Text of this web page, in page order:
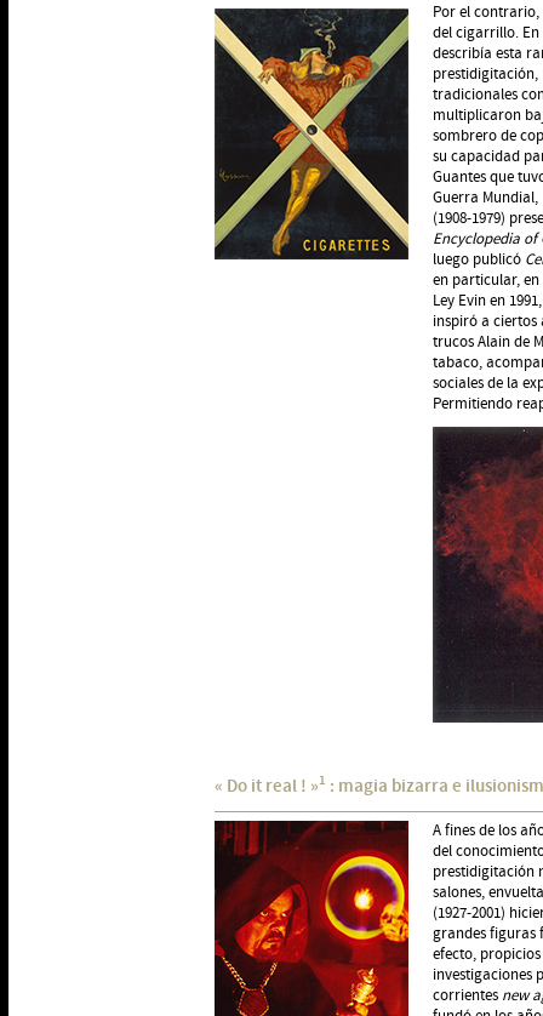
Por el contrario,
del cigarrillo. En
describía esta
prestidigitación,
tradicionales
multiplicaron
sombrero de
su capacidad
Guantes que
Guerra
(1908-1979)
Encyclopedia of
luego publicó
en particular, en
Ley Evin en
inspiró a ciertos
trucos Alain de
tabaco,
sociales de la
Permitiendo
« Do it real ! »1 : magia bizarra e
A fines de los
del
prestidigitación
salones,
(1927-2001)
grandes figuras
efecto,
investigaciones
corrientes new